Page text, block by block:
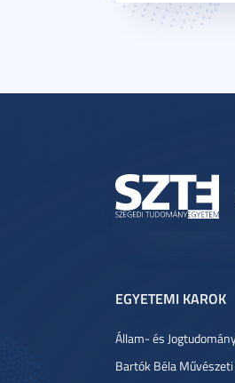
EGYETEMI KAROK
Állam- és
Bartók Béla